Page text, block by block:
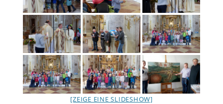
[ZEIGE EINE SLIDESHOW]